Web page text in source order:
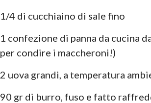
1/4 di cucchiaino di sale fino
1 confezione di panna da cucina
per condire i maccheroni!)
2 uova grandi, a temperatura
90 gr di burro, fuso e fatto